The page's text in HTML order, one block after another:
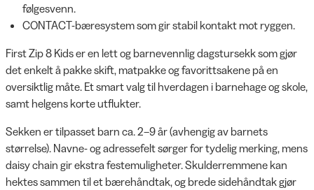
følgesvenn.
CONTACT-bæresystem som gir stabil kontakt mot ryggen.
First Zip 8 Kids er en lett og barnevennlig dagstursekk som gjør
det enkelt å pakke skift, matpakke og favorittsakene på en
oversiktlig måte. Et smart valg til hverdagen i barnehage og skole,
samt helgens korte utflukter.
Sekken er tilpasset barn ca. 2–9 år (avhengig av barnets
størrelse). Navne- og adressefelt sørger for tydelig merking, mens
daisy chain gir ekstra festemuligheter. Skulderremmene kan
hektes sammen til et bærehåndtak, og brede sidehåndtak gjør